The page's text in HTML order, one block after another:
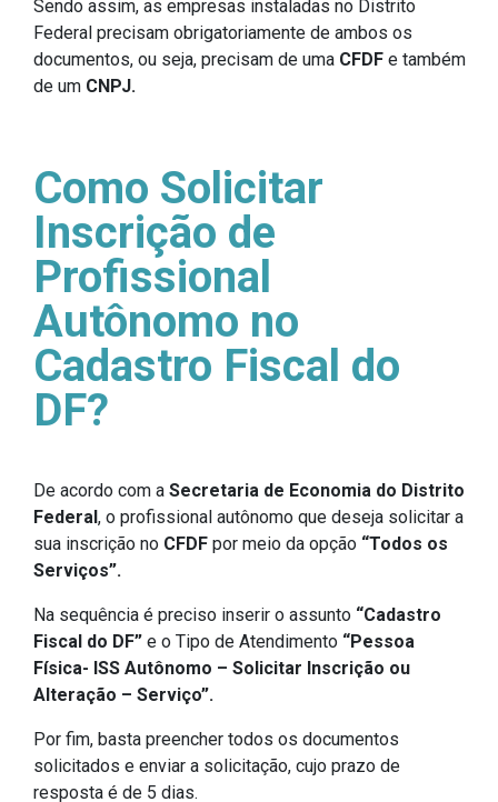
Sendo assim, as empresas instaladas no Distrito
Federal precisam obrigatoriamente de ambos os
documentos, ou seja, precisam de uma CFDF e também
de um CNPJ.
Como Solicitar
Inscrição de
Profissional
Autônomo no
Cadastro Fiscal do
DF?
De acordo com a Secretaria de Economia do Distrito
Federal , o profissional autônomo que deseja solicitar a
sua inscrição no CFDF por meio da opção “Todos os
Serviços”.
Na sequência é preciso inserir o assunto “Cadastro
Fiscal do DF” e o Tipo de Atendimento “Pessoa
Física- ISS Autônomo – Solicitar Inscrição ou
Alteração – Serviço”.
Por fim, basta preencher todos os documentos
solicitados e enviar a solicitação, cujo prazo de
resposta é de 5 dias.